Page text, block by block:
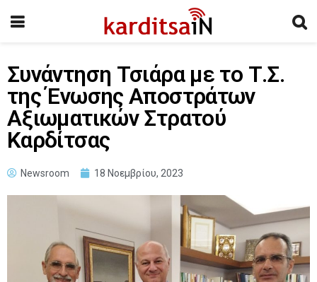
Συνάντηση Τσιάρα με το Τ.Σ.
της Ένωσης Αποστράτων
Αξιωματικών Στρατού
Καρδίτσας
Newsroom 18 Νοεμβρίου, 2023